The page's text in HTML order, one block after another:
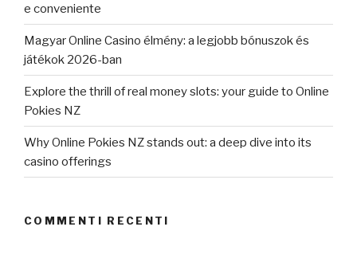
e conveniente
Magyar Online Casino élmény: a legjobb bónuszok és
játékok 2026-ban
Explore the thrill of real money slots: your guide to Online
Pokies NZ
Why Online Pokies NZ stands out: a deep dive into its
casino offerings
COMMENTI RECENTI